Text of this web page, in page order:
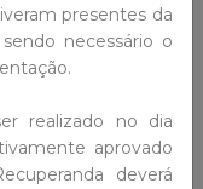
presentes da
necessário o
realizado no dia
aprovado
deverá